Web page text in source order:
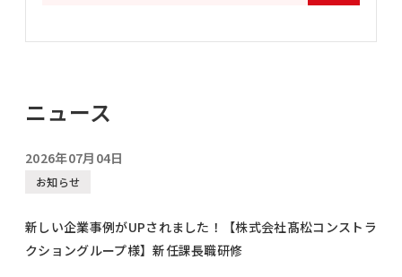
ニュース
2026年07月04日
お知らせ
新しい企業事例がUPされました！【株式会社髙松コンストラ
クショングループ様】新任課長職研修